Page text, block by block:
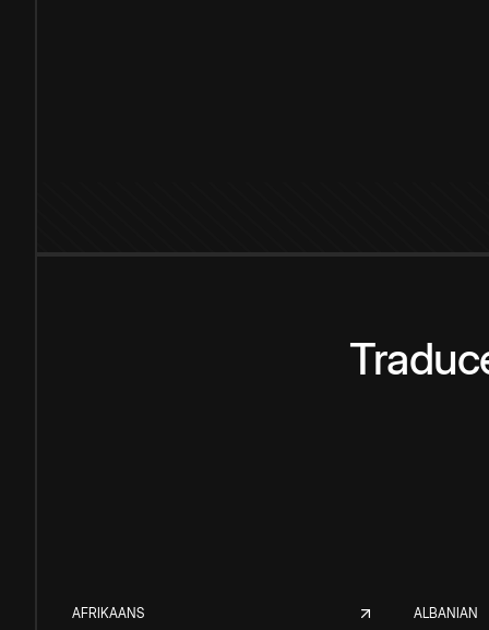
AFRIKAANS ALBANIAN